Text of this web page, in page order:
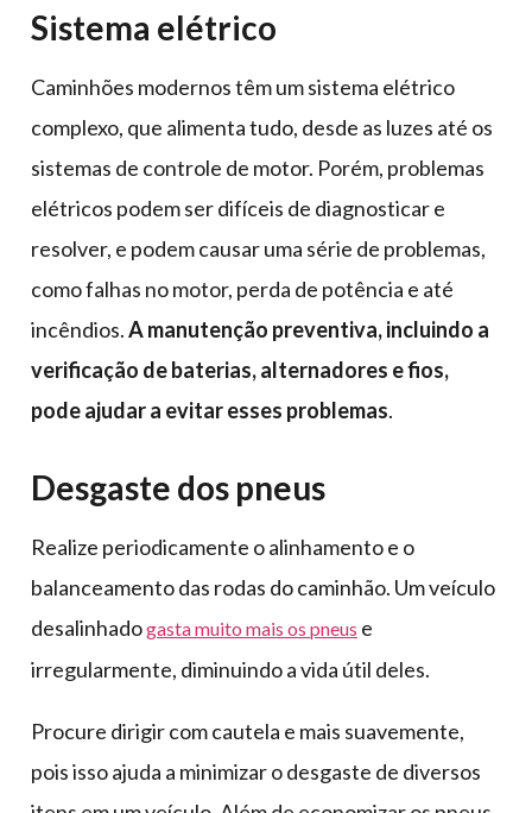
Sistema elétrico
Caminhões modernos têm um sistema elétrico
complexo, que alimenta tudo, desde as luzes até os
sistemas de controle de motor. Porém, problemas
elétricos podem ser difíceis de diagnosticar e
resolver, e podem causar uma série de problemas,
como falhas no motor, perda de potência e até
incêndios.A manutenção preventiva, incluindo a
verificação de baterias, alternadores e fios,
pode ajudar a evitar esses problemas.
Desgaste dos pneus
Realize periodicamente o alinhamento e o
balanceamento das rodas do caminhão. Um veículo
desalinhadogasta muito mais os pneus e
irregularmente, diminuindo a vida útil deles.
Procure dirigir com cautela e mais suavemente,
pois isso ajuda a minimizar o desgaste de diversos